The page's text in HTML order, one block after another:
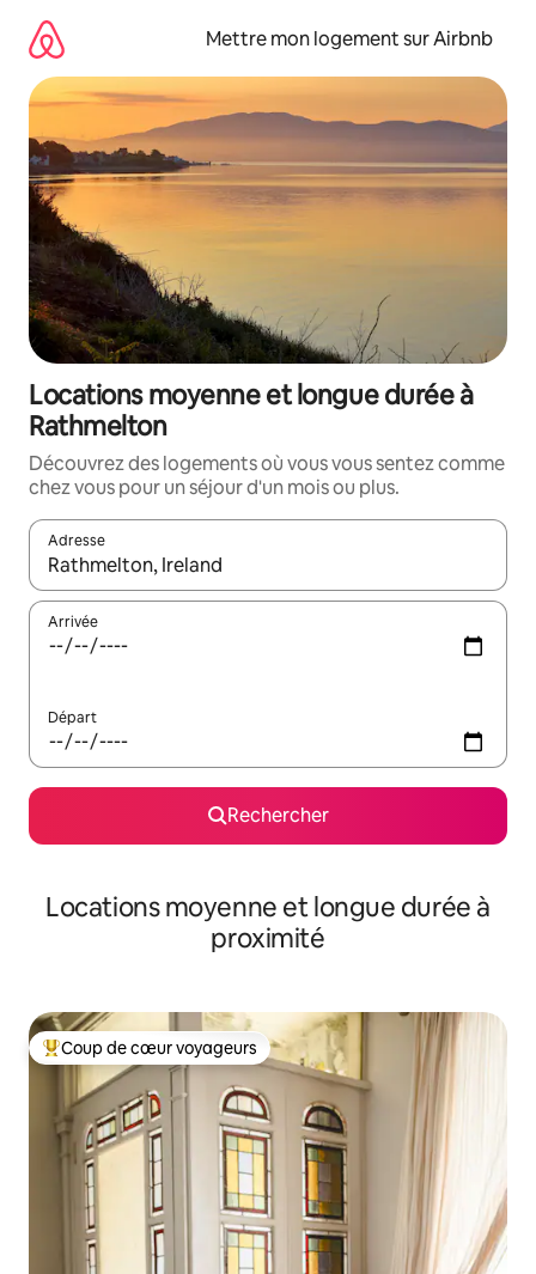
directement
contenu
Mettre mon logement sur Airbnb
Locations moyenne et longue durée à
Rathmelton
Découvrez des logements où vous vous sentez comme
chez vous pour un séjour d'un mois ou plus.
Adresse
Lorsque les résultats s'affichent, utilisez les flèches vers le
Arrivée
Départ
Rechercher
Locations moyenne et longue durée à
proximité
Coups de cœur voyageurs les plus appréciés
Coup de cœur voyageurs